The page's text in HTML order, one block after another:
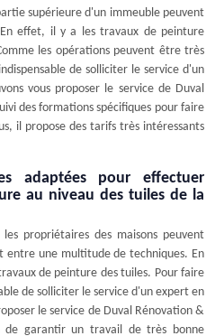
supérieure d'un immeuble peuvent
effet, il y a les travaux de peinture
les opérations peuvent être très
de solliciter le service d'un
vous proposer le service de Duval
des formations spécifiques pour faire
il propose des tarifs très intéressants
adaptées pour effectuer
au niveau des tuiles de la
propriétaires des maisons peuvent
entre une multitude de techniques. En
de peinture des tuiles. Pour faire
de solliciter le service d'un expert en
le service de Duval Rénovation &
de garantir un travail de très bonne